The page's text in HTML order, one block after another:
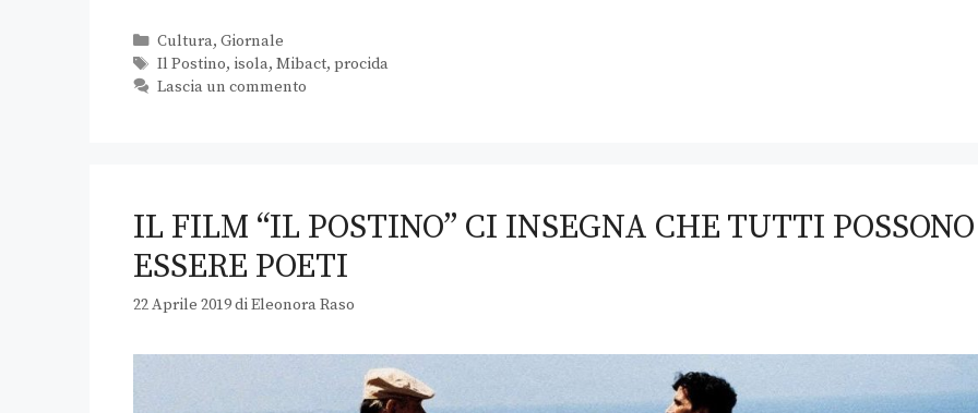
Cultura, Giornale
Il Postino, isola, Mibact, procida
Lascia un commento
IL FILM “IL POSTINO” CI INSEGNA CHE TUTTI POSSONO
ESSERE POETI
22 Aprile 2019diEleonora Raso